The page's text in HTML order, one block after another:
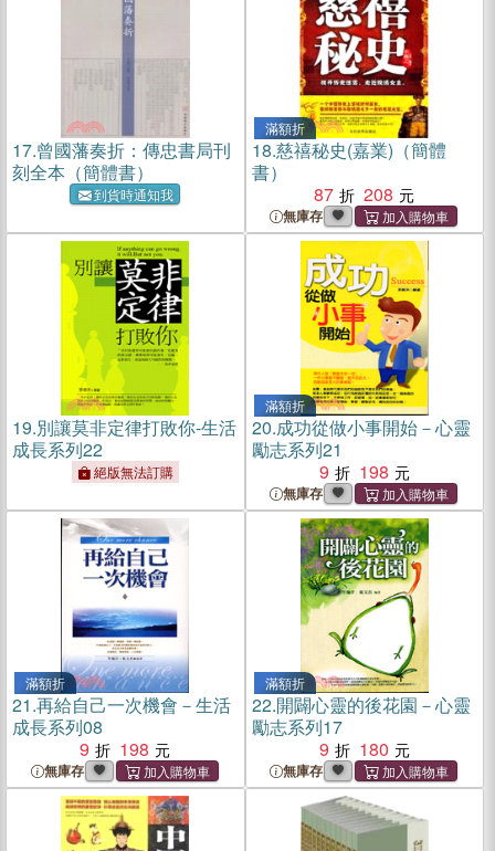
17.曾國藩奏折：傳忠書局刊
刻全本（簡體書）
到貨時通知我
滿額折
18.慈禧秘史(嘉業)（簡體
書）
87
208
無庫存
19.別讓莫非定律打敗你-生活
成長系列22
絕版無法訂購
滿額折
20.成功從做小事開始－心靈
勵志系列21
9
198
無庫存
滿額折
21.再給自己一次機會－生活
成長系列08
9
198
無庫存
滿額折
22.開闢心靈的後花園－心靈
勵志系列17
9
180
無庫存